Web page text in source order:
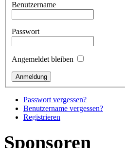
Benutzername
Passwort
Angemeldet bleiben
Passwort vergessen?
Benutzername vergessen?
Registrieren
Sponsoren